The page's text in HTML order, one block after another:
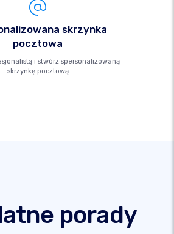
skrzynka
pocztowa
i stwórz spersonalizowaną
skrzynkę pocztową
porady